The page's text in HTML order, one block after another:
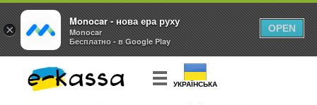
УКРАЇНСЬКА
×
Monocar - нова ера руху
Monocar
Бесплатно - в Google Play
OPEN